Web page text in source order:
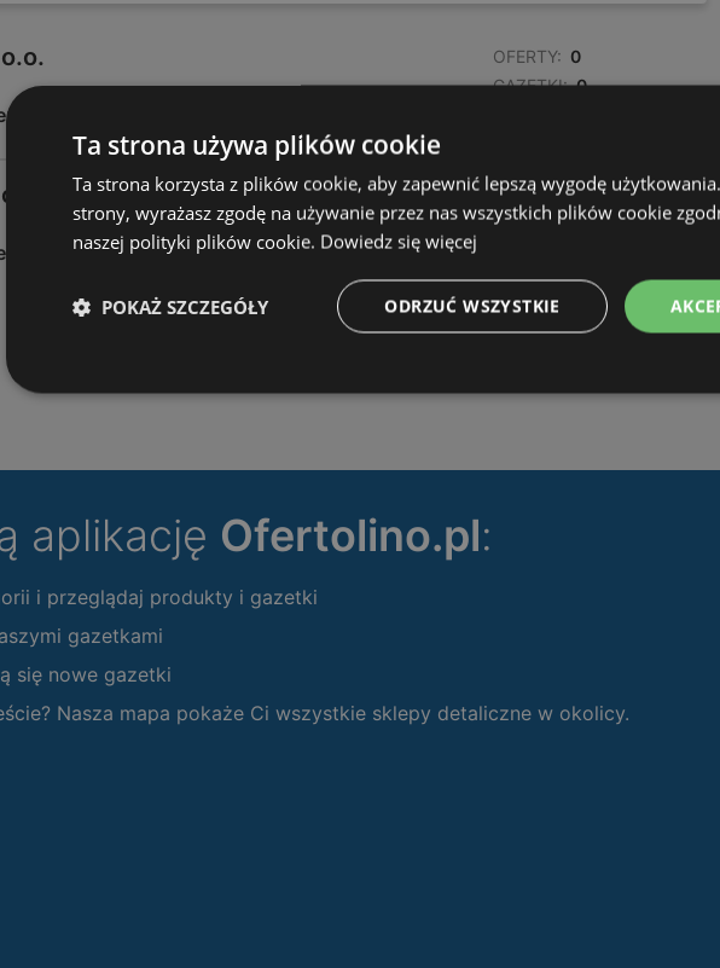
OFERTY: 0
GAZETKI: 0
OFERTY: 0
GAZETKI: 0
aplikację Ofertolino.pl:
i przeglądaj produkty i gazetki
gazetkami
się nowe gazetki
Nasza mapa pokaże Ci wszystkie sklepy detaliczne w okolicy.
Ta strona używa plików cookie
Ta strona korzysta z plików cookie, aby zapewnić lepszą wygodę
strony, wyrażasz zgodę na używanie przez nas wszystkich plików cookie
naszej polityki plików cookie. Dowiedz się więcej
ODRZUĆ WSZYSTKIE
POKAŻ SZCZEGÓŁY